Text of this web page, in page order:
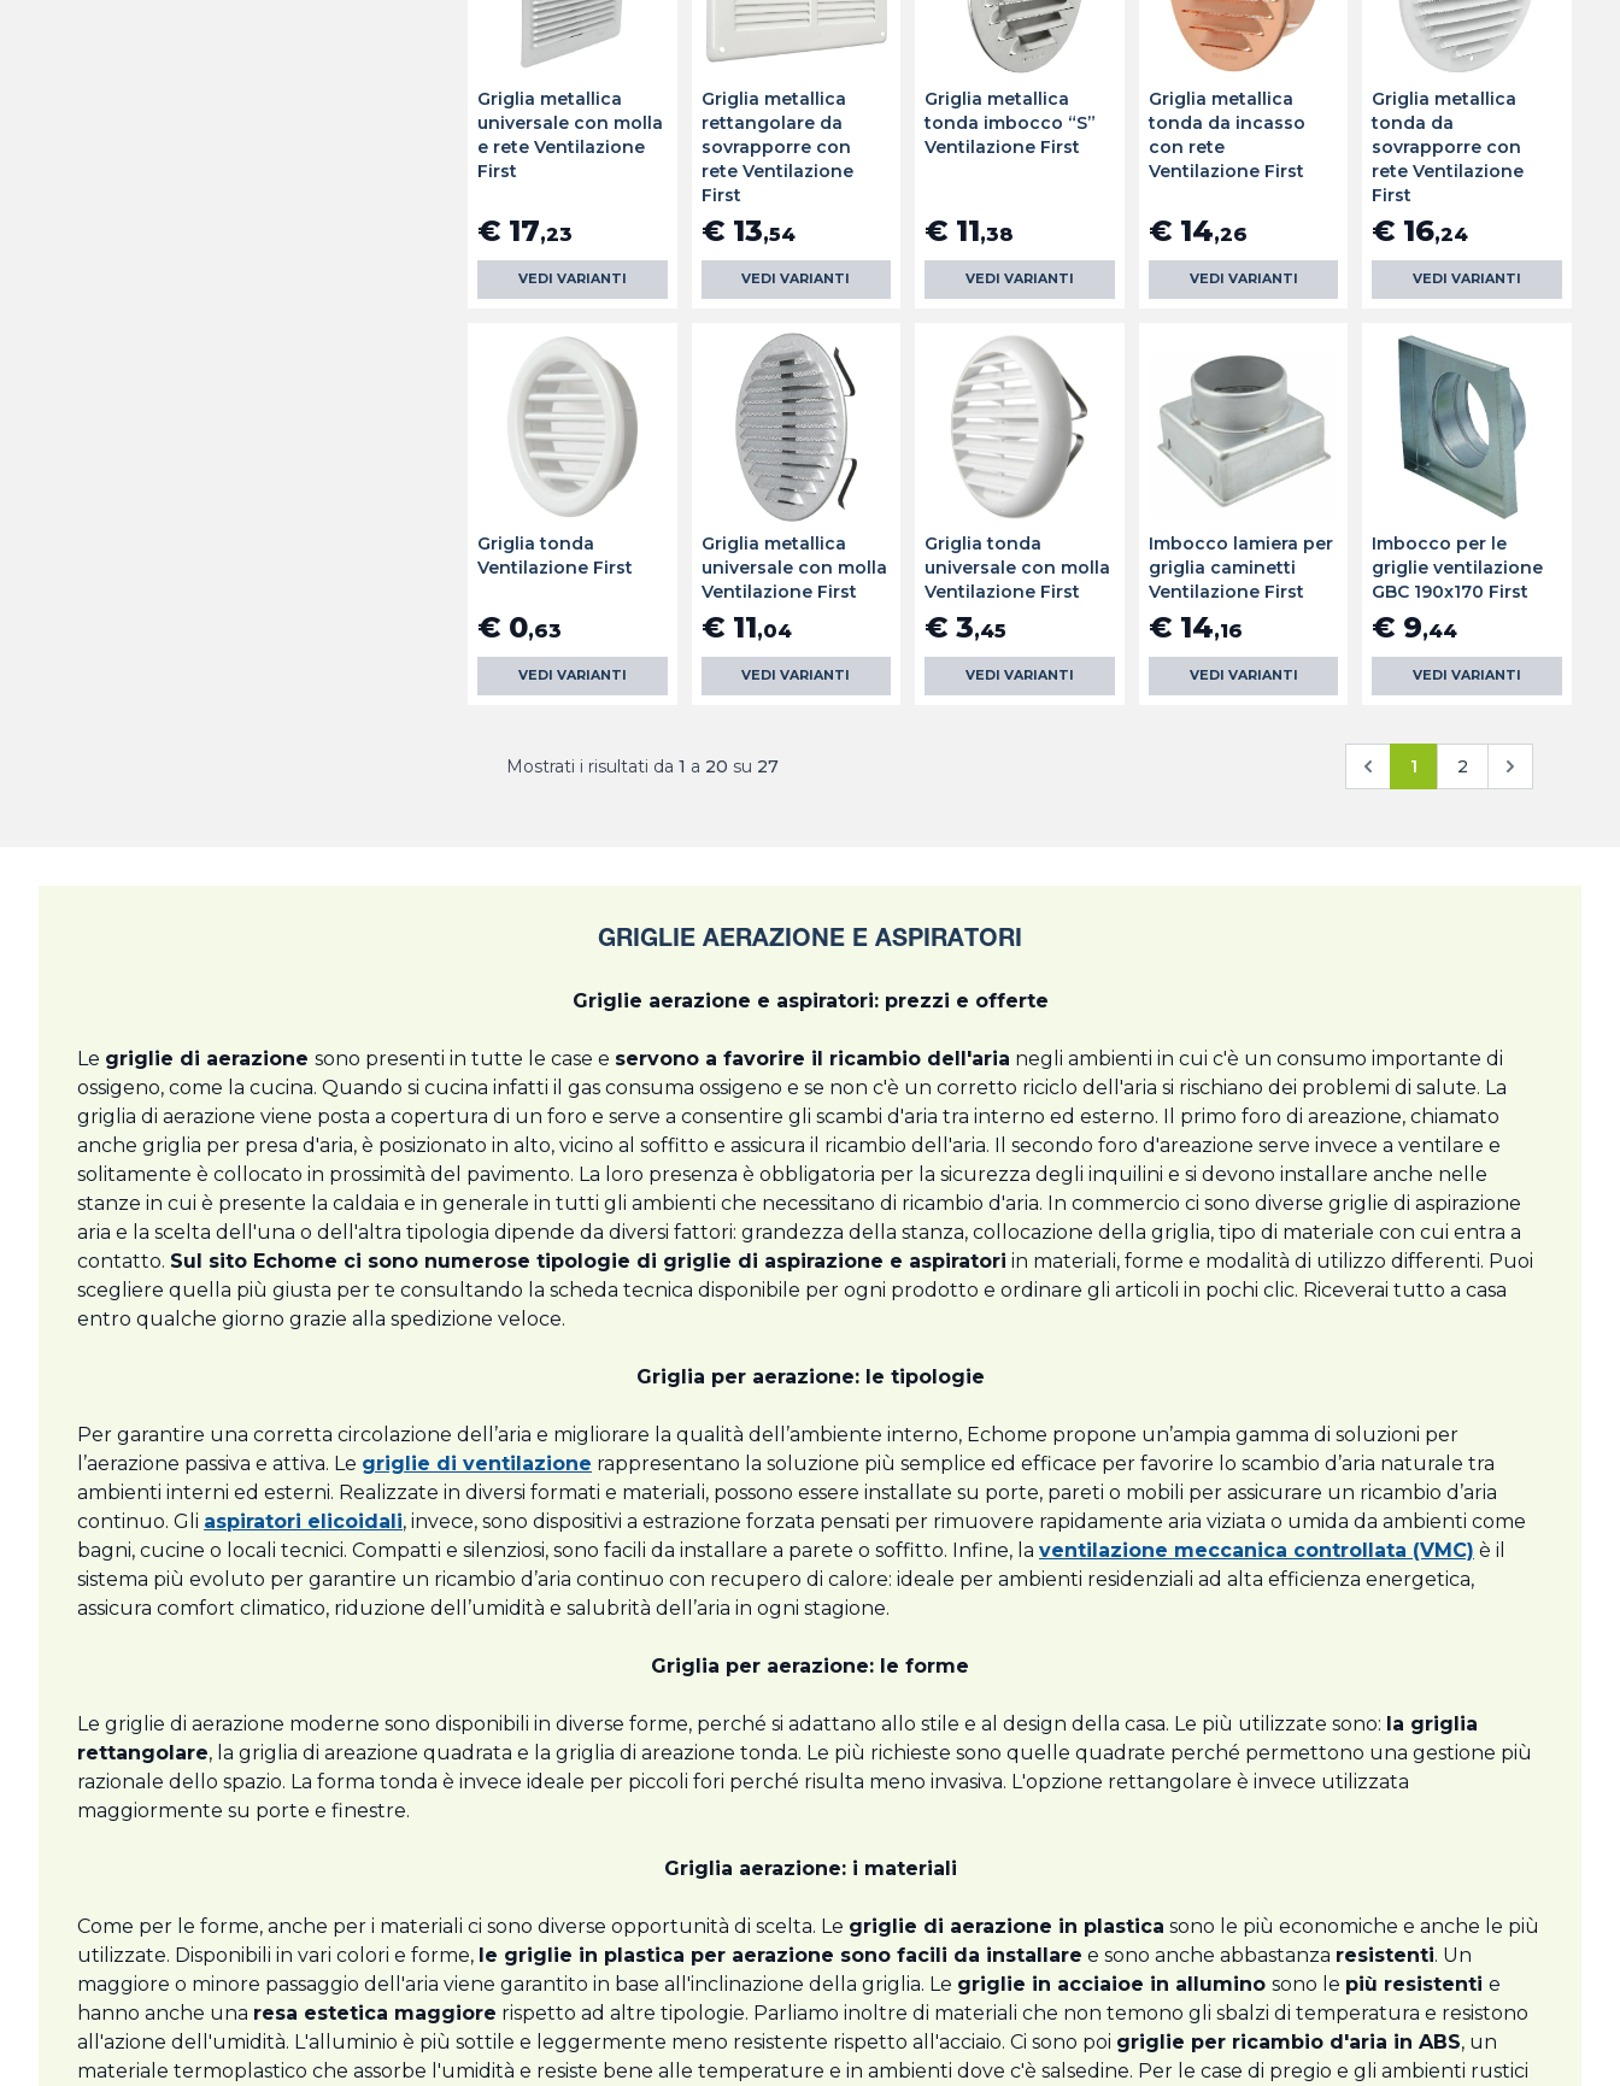
Griglia metallica
universale con molla
e rete Ventilazione
First
€ 17,23
VEDI VARIANTI
Griglia metallica
rettangolare da
sovrapporre con
rete Ventilazione
First
€ 13,54
VEDI VARIANTI
Griglia metallica
tonda imbocco “S”
Ventilazione First
€ 11,38
VEDI VARIANTI
Griglia metallica
tonda da incasso
con rete
Ventilazione First
€ 14,26
VEDI VARIANTI
Griglia metallica
tonda da
sovrapporre con
rete Ventilazione
First
€ 16,24
VEDI VARIANTI
Griglia tonda
Ventilazione First
€ 0,63
VEDI VARIANTI
Griglia metallica
universale con molla
Ventilazione First
€ 11,04
VEDI VARIANTI
Griglia tonda
universale con molla
Ventilazione First
€ 3,45
VEDI VARIANTI
Imbocco lamiera per
griglia caminetti
Ventilazione First
€ 14,16
VEDI VARIANTI
Imbocco per le
griglie ventilazione
GBC 190x170 First
€ 9,44
VEDI VARIANTI
Mostrati i risultati da 1 a 20 su 27 1 2
GRIGLIE AERAZIONE E ASPIRATORI
Griglie aerazione e aspiratori: prezzi e offerte
Le griglie di aerazione sono presenti in tutte le case e servono a favorire il ricambio dell'aria negli ambienti in cui c'è un consumo importante di
ossigeno, come la cucina. Quando si cucina infatti il gas consuma ossigeno e se non c'è un corretto riciclo dell'aria si rischiano dei problemi di salute. La
griglia di aerazione viene posta a copertura di un foro e serve a consentire gli scambi d'aria tra interno ed esterno. Il primo foro di areazione, chiamato
anche griglia per presa d'aria, è posizionato in alto, vicino al soffitto e assicura il ricambio dell'aria. Il secondo foro d'areazione serve invece a ventilare e
solitamente è collocato in prossimità del pavimento. La loro presenza è obbligatoria per la sicurezza degli inquilini e si devono installare anche nelle
stanze in cui è presente la caldaia e in generale in tutti gli ambienti che necessitano di ricambio d'aria. In commercio ci sono diverse griglie di aspirazione
aria e la scelta dell'una o dell'altra tipologia dipende da diversi fattori: grandezza della stanza, collocazione della griglia, tipo di materiale con cui entra a
contatto. Sul sito Echome ci sono numerose tipologie di griglie di aspirazione e aspiratori in materiali, forme e modalità di utilizzo differenti. Puoi
scegliere quella più giusta per te consultando la scheda tecnica disponibile per ogni prodotto e ordinare gli articoli in pochi clic. Riceverai tutto a casa
entro qualche giorno grazie alla spedizione veloce.
Griglia per aerazione: le tipologie
Per garantire una corretta circolazione dell’aria e migliorare la qualità dell’ambiente interno, Echome propone un’ampia gamma di soluzioni per
l’aerazione passiva e attiva. Le griglie di ventilazione rappresentano la soluzione più semplice ed efficace per favorire lo scambio d’aria naturale tra
ambienti interni ed esterni. Realizzate in diversi formati e materiali, possono essere installate su porte, pareti o mobili per assicurare un ricambio d’aria
continuo. Gli aspiratori elicoidali, invece, sono dispositivi a estrazione forzata pensati per rimuovere rapidamente aria viziata o umida da ambienti come
bagni, cucine o locali tecnici. Compatti e silenziosi, sono facili da installare a parete o soffitto. Infine, la ventilazione meccanica controllata (VMC) è il
sistema più evoluto per garantire un ricambio d’aria continuo con recupero di calore: ideale per ambienti residenziali ad alta efficienza energetica,
assicura comfort climatico, riduzione dell’umidità e salubrità dell’aria in ogni stagione.
Griglia per aerazione: le forme
Le griglie di aerazione moderne sono disponibili in diverse forme, perché si adattano allo stile e al design della casa. Le più utilizzate sono: la griglia
rettangolare, la griglia di areazione quadrata e la griglia di areazione tonda. Le più richieste sono quelle quadrate perché permettono una gestione più
razionale dello spazio. La forma tonda è invece ideale per piccoli fori perché risulta meno invasiva. L'opzione rettangolare è invece utilizzata
maggiormente su porte e finestre.
Griglia aerazione: i materiali
Come per le forme, anche per i materiali ci sono diverse opportunità di scelta. Le griglie di aerazione in plastica sono le più economiche e anche le più
utilizzate. Disponibili in vari colori e forme, le griglie in plastica per aerazione sono facili da installare e sono anche abbastanza resistenti. Un
maggiore o minore passaggio dell'aria viene garantito in base all'inclinazione della griglia. Le griglie in acciaioe in allumino sono le più resistenti e
hanno anche una resa estetica maggiore rispetto ad altre tipologie. Parliamo inoltre di materiali che non temono gli sbalzi di temperatura e resistono
all'azione dell'umidità. L'alluminio è più sottile e leggermente meno resistente rispetto all'acciaio. Ci sono poi griglie per ricambio d'aria in ABS, un
materiale termoplastico che assorbe l'umidità e resiste bene alle temperature e in ambienti dove c'è salsedine. Per le case di pregio e gli ambienti rustici